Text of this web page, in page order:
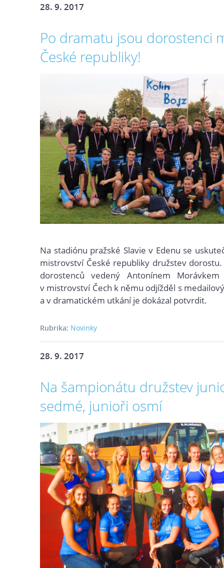
28. 9. 2017
Po dramatu jsou dorostenci
České republiky!
Na stadiónu pražské Slavie v Edenu se
mistrovství České republiky družstev
dorostenců vedený Antonínem
v mistrovství Čech k němu odjížděl s
a v dramatickém utkání je dokázal potvrdit.
Rubrika: Novinky
28. 9. 2017
Na šampionátu družstev
sedmé, junioři osmí